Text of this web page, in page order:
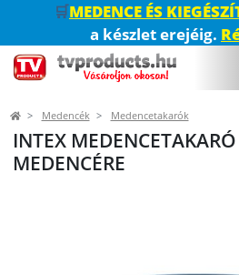
🛒MEDENCE ÉS
a készlet erejéig.
Medencék Medencetakarók
INTEX
MEDENCÉRE